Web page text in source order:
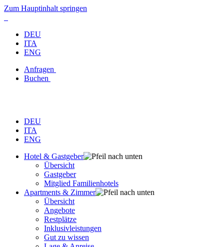
Zum Hauptinhalt springen
DEU
ITA
ENG
Anfragen
Buchen
DEU
ITA
ENG
Hotel & Gastgeber
Übersicht
Gastgeber
Mitglied Familienhotels
Apartments & Zimmer
Übersicht
Angebote
Restplätze
Inklusivleistungen
Gut zu wissen